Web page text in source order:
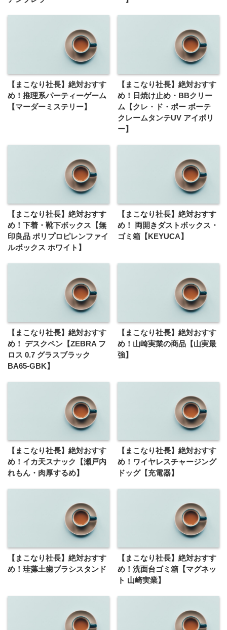
【まこなり社長】絶対おすす
め！推理系パーティーゲーム
【マーダーミステリー】
【まこなり社長】絶対おすす
め！日焼け止め・BBクリー
ム【クレ・ド・ポー ボーテ
クレームタンテUV アイボリ
ー】
【まこなり社長】絶対おすす
め！下着・靴下ボックス【無
印良品 ポリプロピレンファイ
ルボックス ホワイト】
【まこなり社長】絶対おすす
め！ 両開きダストボックス・
ゴミ箱【KEYUCA】
【まこなり社長】絶対おすす
め！ デスクペン【ZEBRA フ
ロス 0.7 グラスブラック
BA65-GBK】
【まこなり社長】絶対おすす
め！山崎実業の商品【山実最
強】
【まこなり社長】絶対おすす
め！イカ天スナック【瀬戸内
れもん・肉厚するめ】
【まこなり社長】絶対おすす
め！ワイヤレスチャージング
ドッグ【充電器】
【まこなり社長】絶対おすす
め！珪藻土歯ブラシスタンド
【まこなり社長】絶対おすす
め！洗面台ゴミ箱【マグネッ
ト 山崎実業】